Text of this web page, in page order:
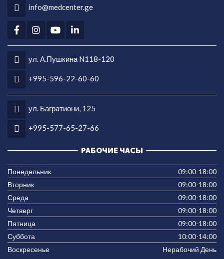
info@medcenter.ge
ул. А.Пушкина N118-120
+995-596-22-60-60
ул. Багратиони, 125
+995-577-65-27-66
РАБОЧИЕ ЧАСЫ
Понедельник
09:00-18:00
Вторник
09:00-18:00
Среда
09:00-18:00
Четверг
09:00-18:00
Пятница
09:00-18:00
Суббота
10:00-14:00
Воскресенье
Нерабочий День